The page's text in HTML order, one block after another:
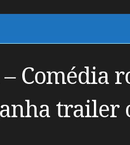
Comédia
trailer